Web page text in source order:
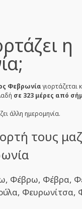
η
Φεβρωνίαγιορτάζεται
σε 323 μέρες από
άλλη ημερομηνία.
τους
Φέβρω, Φέβρα,
Φευρωνίτσα,